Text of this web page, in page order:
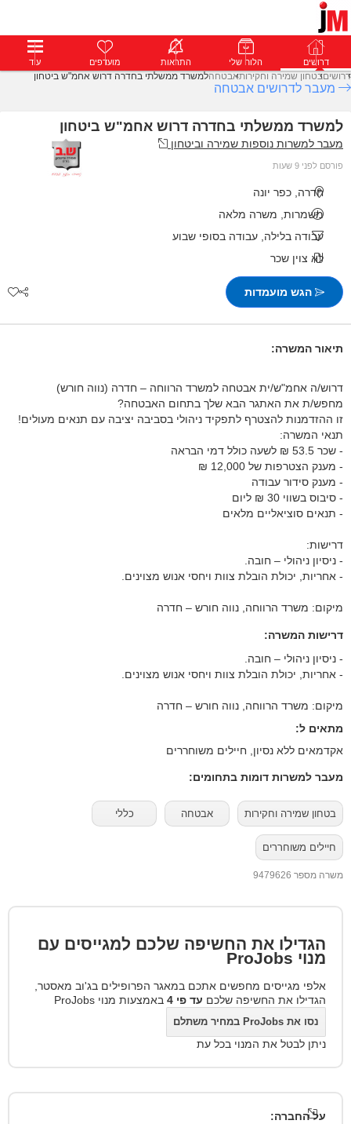
דרושים פרופילים הודעות פרימיום דרושים הלוח שלי התראות מועדפים עוד
דרושיםבטחון שמירה וחקירותאבטחהלמשרד ממשלתי בחדרה דרוש אחמ"ש ביטחון
מעבר לדרושים אבטחה
למשרד ממשלתי בחדרה דרוש אחמ"ש ביטחון
מעבר למשרות נוספות שמירה וביטחון
פורסם לפני 9 שעות
חדרה, כפר יונה
משמרות, משרה מלאה
עבודה בלילה, עבודה בסופי שבוע
לא צוין שכר
הגש מועמדות
תיאור המשרה:
דרוש/ה אחמ"ש/ית אבטחה למשרד הרווחה – חדרה (נווה חורש)
מחפש/ת את האתגר הבא שלך בתחום האבטחה?
זו ההזדמנות להצטרף לתפקיד ניהולי בסביבה יציבה עם תנאים מעולים!
תנאי המשרה:
- שכר 53.5 ₪ לשעה כולל דמי הבראה
- מענק הצטרפות של 12,000 ₪
- מענק סידור עבודה
- סיבוס בשווי 30 ₪ ליום
- תנאים סוציאליים מלאים
דרישות:
- ניסיון ניהולי – חובה.
- אחריות, יכולת הובלת צוות ויחסי אנוש מצוינים.
מיקום: משרד הרווחה, נווה חורש – חדרה
דרישות המשרה:
- ניסיון ניהולי – חובה.
- אחריות, יכולת הובלת צוות ויחסי אנוש מצוינים.
מיקום: משרד הרווחה, נווה חורש – חדרה
מתאים ל:
אקדמאים ללא נסיון, חיילים משוחררים
מעבר למשרות דומות בתחומים:
בטחון שמירה וחקירות אבטחה כללי
חיילים משוחררים
משרה מספר 9479626
הגדילו את החשיפה שלכם למגייסים עם
מנוי ProJobs
אלפי מגייסים מחפשים אתכם במאגר הפרופילים בג'וב מאסטר,
הגדילו את החשיפה שלכם עד פי 4 באמצעות מנוי ProJobs
נסו את ProJobs במחיר משתלם
ניתן לבטל את המנוי בכל עת
על החברה: